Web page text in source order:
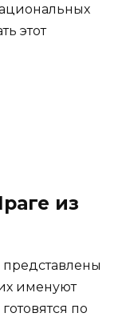
этот
из
именуют
по